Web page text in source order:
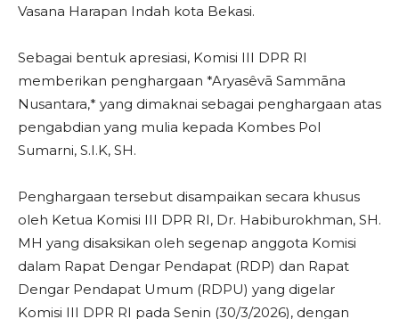
Vasana Harapan Indah kota Bekasi.
Sebagai bentuk apresiasi, Komisi III DPR RI
memberikan penghargaan *Aryasêvā Sammāna
Nusantara,* yang dimaknai sebagai penghargaan atas
pengabdian yang mulia kepada Kombes Pol
Sumarni, S.I.K, SH.
Penghargaan tersebut disampaikan secara khusus
oleh Ketua Komisi III DPR RI, Dr. Habiburokhman, SH.
MH yang disaksikan oleh segenap anggota Komisi
dalam Rapat Dengar Pendapat (RDP) dan Rapat
Dengar Pendapat Umum (RDPU) yang digelar
Komisi III DPR RI pada Senin (30/3/2026), dengan